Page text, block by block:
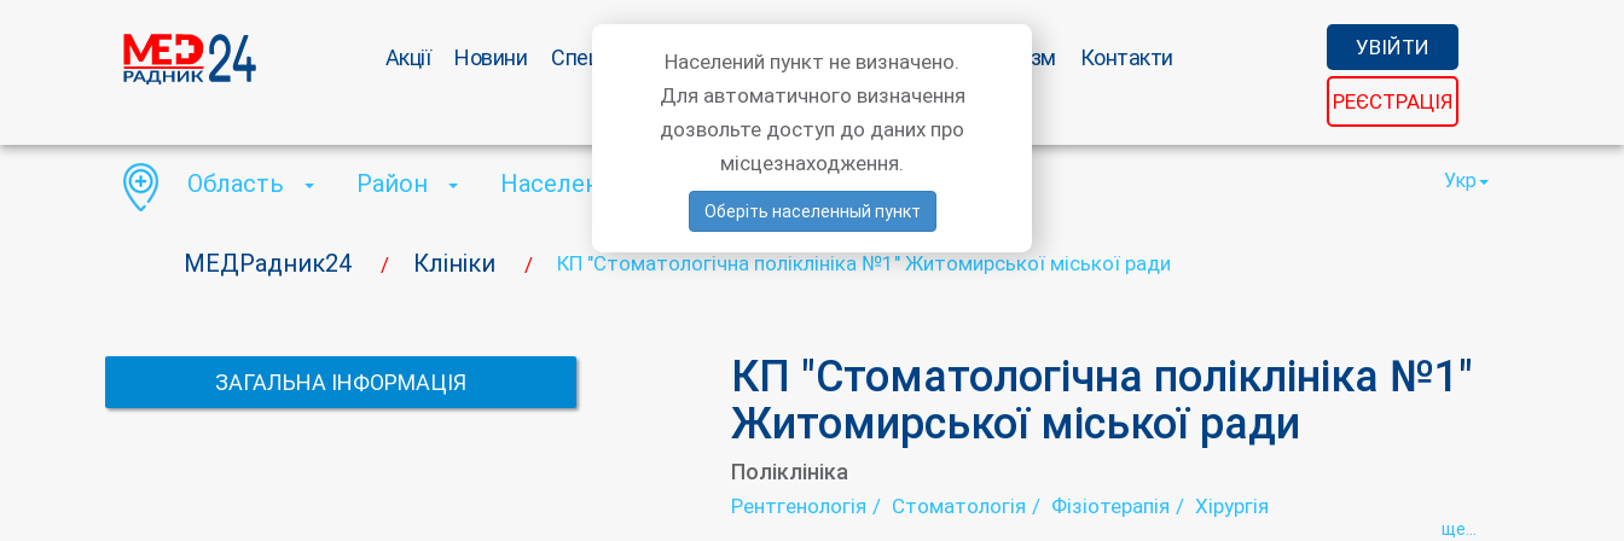
Акції Новини Спецпропозиції Статті лікарів Медичний туризм Контакти УВІЙТИ
РЕЄСТРАЦІЯ
МЕДРадник24 / Клініки / КП "Стоматологічна поліклініка №1" Житомирської міської ради
Область Район Населений пункт Укр
ЗАГАЛЬНА ІНФОРМАЦІЯ
КП "Стоматологічна поліклініка №1"
Житомирської міської ради
Поліклініка
Рентгенологія Стоматологія Фізіотерапія Хірургія
ще...
Населений пункт не визначено.
Для автоматичного визначення
дозвольте доступ до даних про
місцезнаходження.
Оберіть населенный пункт